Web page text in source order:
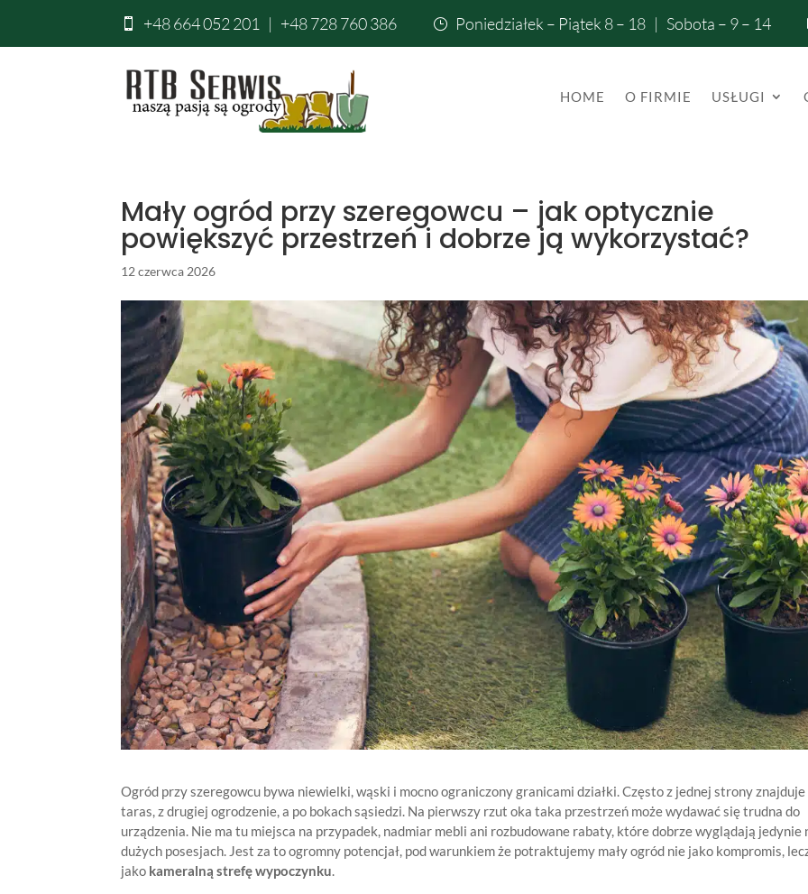
 +48 664 052 201 | +48 728 760 386 } Poniedziałek – Piątek 8 – 18 | Sobota – 9 – 14
HOME O FIRMIE USŁUGI
Mały ogród przy szeregowcu – jak optycznie
powiększyć przestrzeń i dobrze ją wykorzystać?
12 czerwca 2026
Ogród przy szeregowcu bywa niewielki, wąski i mocno ograniczony granicami działki. Często z jednej strony znajduje
taras, z drugiej ogrodzenie, a po bokach sąsiedzi. Na pierwszy rzut oka taka przestrzeń może wydawać się trudna do
urządzenia. Nie ma tu miejsca na przypadek, nadmiar mebli ani rozbudowane rabaty, które dobrze wyglądają jedynie
dużych posesjach. Jest za to ogromny potencjał, pod warunkiem że potraktujemy mały ogród nie jako kompromis,
jako kameralną strefę wypoczynku.